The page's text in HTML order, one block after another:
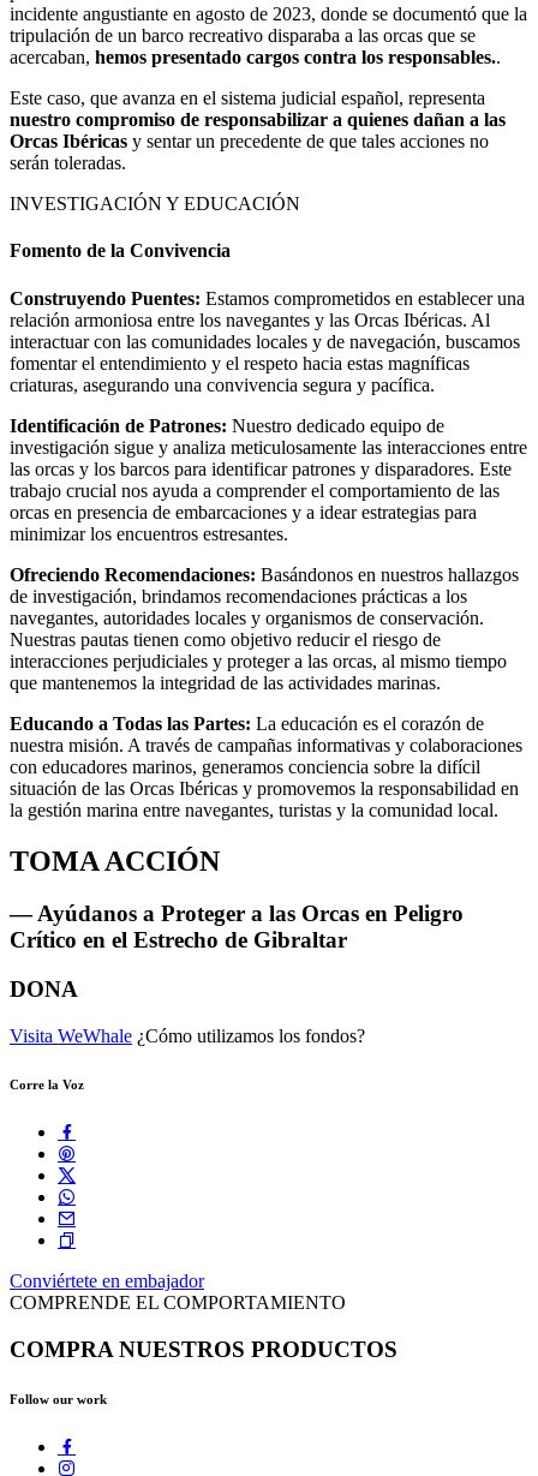
incidente angustiante en agosto de 2023, donde se documentó que la
tripulación de un barco recreativo disparaba a las orcas que se
acercaban, hemos presentado cargos contra los responsables..
Este caso, que avanza en el sistema judicial español, representa
nuestro compromiso de responsabilizar a quienes dañan a las
Orcas Ibéricas y sentar un precedente de que tales acciones no
serán toleradas.
INVESTIGACIÓN Y EDUCACIÓN
Fomento de la Convivencia
Construyendo Puentes: Estamos comprometidos en establecer una
relación armoniosa entre los navegantes y las Orcas Ibéricas. Al
interactuar con las comunidades locales y de navegación, buscamos
fomentar el entendimiento y el respeto hacia estas magníficas
criaturas, asegurando una convivencia segura y pacífica.
Identificación de Patrones: Nuestro dedicado equipo de
investigación sigue y analiza meticulosamente las interacciones entre
las orcas y los barcos para identificar patrones y disparadores. Este
trabajo crucial nos ayuda a comprender el comportamiento de las
orcas en presencia de embarcaciones y a idear estrategias para
minimizar los encuentros estresantes.
Ofreciendo Recomendaciones: Basándonos en nuestros hallazgos
de investigación, brindamos recomendaciones prácticas a los
navegantes, autoridades locales y organismos de conservación.
Nuestras pautas tienen como objetivo reducir el riesgo de
interacciones perjudiciales y proteger a las orcas, al mismo tiempo
que mantenemos la integridad de las actividades marinas.
Educando a Todas las Partes: La educación es el corazón de
nuestra misión. A través de campañas informativas y colaboraciones
con educadores marinos, generamos conciencia sobre la difícil
situación de las Orcas Ibéricas y promovemos la responsabilidad en
la gestión marina entre navegantes, turistas y la comunidad local.
TOMA ACCIÓN
— Ayúdanos a Proteger a las Orcas en Peligro
Crítico en el Estrecho de Gibraltar
DONA
Visita WeWhale ¿Cómo utilizamos los fondos?
Corre la Voz
Conviértete en embajador
COMPRENDE EL COMPORTAMIENTO
COMPRA NUESTROS PRODUCTOS
Follow our work